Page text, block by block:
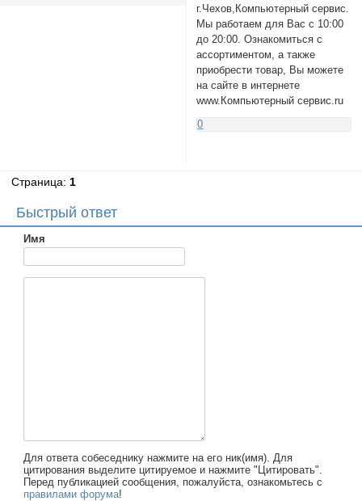
г.Чехов,Компьютерный сервис.
Мы работаем для Вас с 10:00
до 20:00. Ознакомиться с
ассортиментом, а также
приобрести товар, Вы можете
на сайте в интернете
www.Компьютерный сервис.ru
0
Страница: 1
Быстрый ответ
Имя
Для ответа собеседнику нажмите на его ник(имя). Для
цитирования выделите цитируемое и нажмите "Цитировать".
Перед публикацией сообщения, пожалуйста, ознакомьтесь с
правилами форума!